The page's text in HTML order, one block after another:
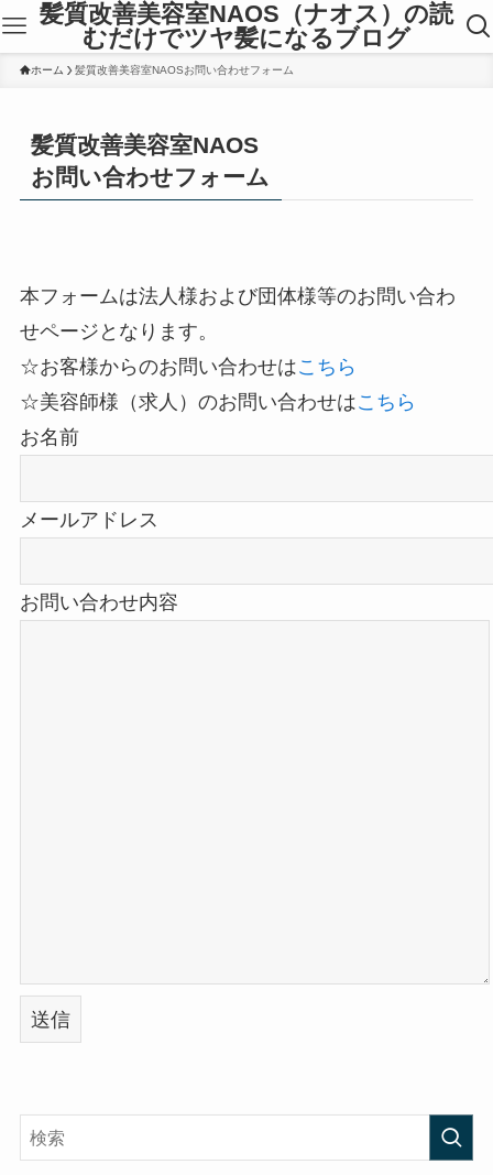
髪質改善美容室NAOS（ナオス）の読
むだけでツヤ髪になるブログ
ホーム 髪質改善美容室NAOSお問い合わせフォーム
髪質改善美容室NAOS
お問い合わせフォーム
本フォームは法人様および団体様等のお問い合わ
せページとなります。
☆お客様からのお問い合わせはこちら
☆美容師様（求人）のお問い合わせはこちら
お名前
メールアドレス
お問い合わせ内容